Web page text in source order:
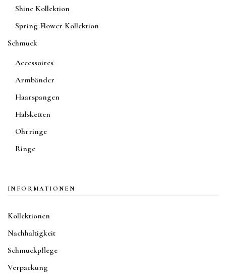
Shine Kollektion
Spring Flower Kollektion
Schmuck
Accessoires
Armbänder
Haarspangen
Halsketten
Ohrringe
Ringe
INFORMATIONEN
Kollektionen
Nachhaltigkeit
Schmuckpflege
Verpackung